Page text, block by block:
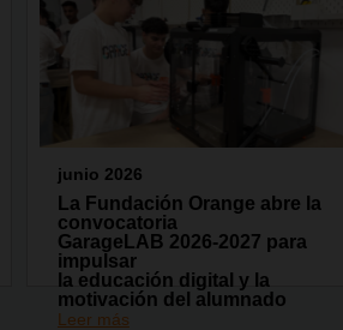
junio 2026
La Fundación Orange abre la
convocatoria
GarageLAB 2026-2027 para
impulsar
la educación digital y la
motivación del alumnado
Leer más